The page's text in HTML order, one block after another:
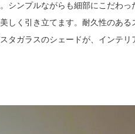
シンプルながらも細部にこだわ
しく引き立てます。耐久性のあ
タガラスのシェードが、インテリ